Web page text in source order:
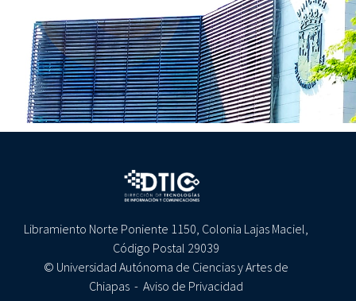
Libramiento Norte Poniente 1150, Colonia Lajas Maciel,
Código Postal 29039
© Universidad Autónoma de Ciencias y Artes de
Chiapas - Aviso de Privacidad